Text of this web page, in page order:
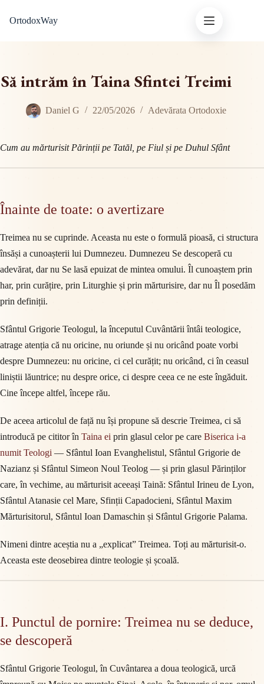
OrtodoxWay
Să intrăm în Taina Sfintei Treimi
Daniel G 22/05/2026 Adevărata Ortodoxie
Cum au mărturisit Părinții pe Tatăl, pe Fiul și pe Duhul Sfânt
Înainte de toate: o avertizare
Treimea nu se cuprinde. Aceasta nu este o formulă pioasă, ci structura
însăși a cunoașterii lui Dumnezeu. Dumnezeu Se descoperă cu
adevărat, dar nu Se lasă epuizat de mintea omului. Îl cunoaștem prin
har, prin curățire, prin Liturghie și prin mărturisire, dar nu Îl posedăm
prin definiții.
Sfântul Grigorie Teologul, la începutul Cuvântării întâi teologice,
atrage atenția că nu oricine, nu oriunde și nu oricând poate vorbi
despre Dumnezeu: nu oricine, ci cel curățit; nu oricând, ci în ceasul
liniștii lăuntrice; nu despre orice, ci despre ceea ce ne este îngăduit.
Cine începe altfel, începe rău.
De aceea articolul de față nu își propune să descrie Treimea, ci să
introducă pe cititor în Taina ei prin glasul celor pe care Biserica i-a
numit Teologi — Sfântul Ioan Evanghelistul, Sfântul Grigorie de
Nazianz și Sfântul Simeon Noul Teolog — și prin glasul Părinților
care, în vechime, au mărturisit aceeași Taină: Sfântul Irineu de Lyon,
Sfântul Atanasie cel Mare, Sfinții Capadocieni, Sfântul Maxim
Mărturisitorul, Sfântul Ioan Damaschin și Sfântul Grigorie Palama.
Nimeni dintre aceștia nu a „explicat” Treimea. Toți au mărturisit-o.
Aceasta este deosebirea dintre teologie și școală.
I. Punctul de pornire: Treimea nu se deduce,
se descoperă
Sfântul Grigorie Teologul, în Cuvântarea a doua teologică, urcă